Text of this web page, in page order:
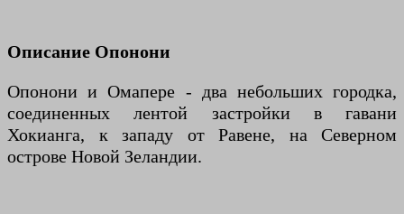
Описание Опонони
Опонони и Омапере - два небольших городка,
соединенных лентой застройки в гавани
Хокианга, к западу от Равене, на Северном
острове Новой Зеландии.